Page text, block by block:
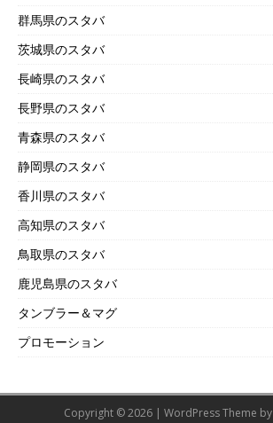
群馬県のスタバ
茨城県のスタバ
長崎県のスタバ
長野県のスタバ
青森県のスタバ
静岡県のスタバ
香川県のスタバ
高知県のスタバ
鳥取県のスタバ
鹿児島県のスタバ
タンブラー＆マグ
プロモーション
Copyright © 2026 | WordPress Theme by